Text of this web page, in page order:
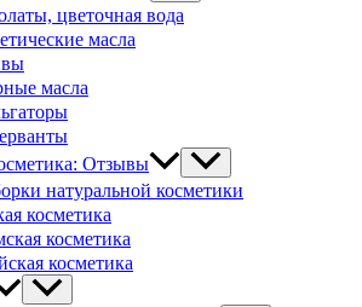
цветочная вода
масла
масла
Отзывы
натуральной косметики
косметика
косметика
косметика